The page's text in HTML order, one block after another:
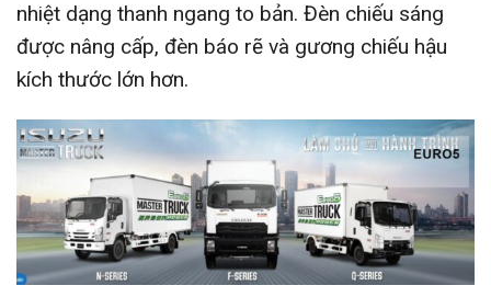
nhiệt dạng thanh ngang to bản. Đèn chiếu sáng
được nâng cấp, đèn báo rẽ và gương chiếu hậu
kích thước lớn hơn.